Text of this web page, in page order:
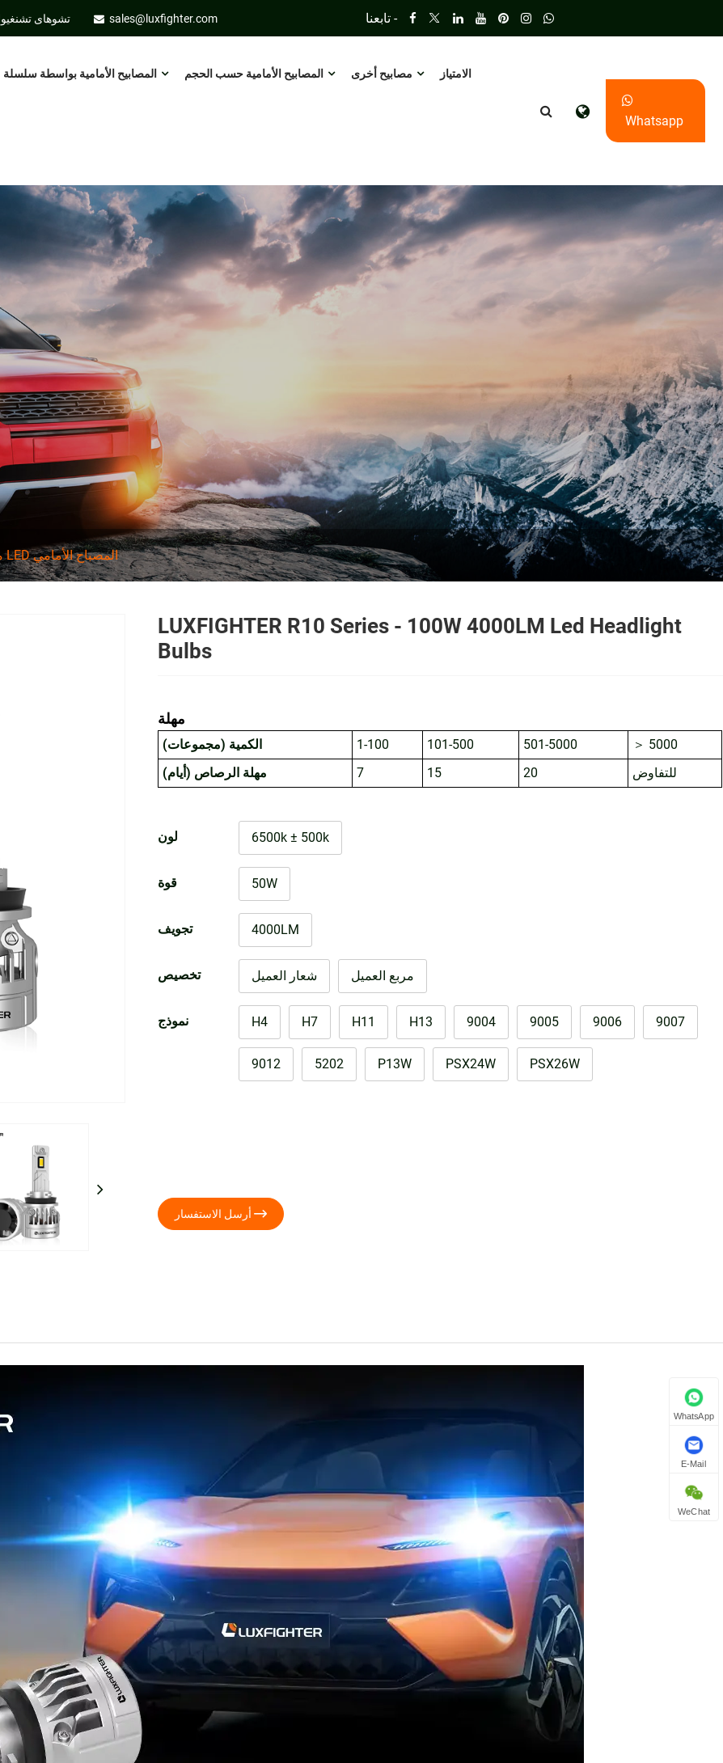
تشوهاى sales@luxfighter.com تابعنا -
المصابيح الأمامية بواسطة سلسلة المصابيح الأمامية حسب الحجم مصابيح أخرى الامتياز
Whatsapp
مصباح السائق الخارجي LED المصباح الأمامي
LUXFIGHTER R10 Series - 100W 4000LM Led Headlight
Bulbs
مهلة
الكمية (مجموعات) 1-100 101-500 501-5000
＞ 5000
مهلة الرصاص (أيام)
7 15 20 للتفاوض
لون 6500k ± 500k
قوة 50W
تجويف 4000LM
تخصيص شعار العميل مربع العميل
نموذج H4 H7 H11 H13 9004 9005 9006 9007
9012 5202 P13W PSX24W PSX26W
أرسل الاستفسار
WhatsApp
E-Mail
WeChat